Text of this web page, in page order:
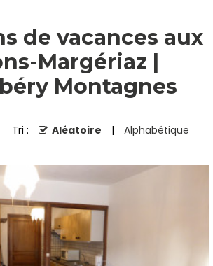
de vacances aux
Margériaz |
Montagnes
Tri : Aléatoire Alphabétique